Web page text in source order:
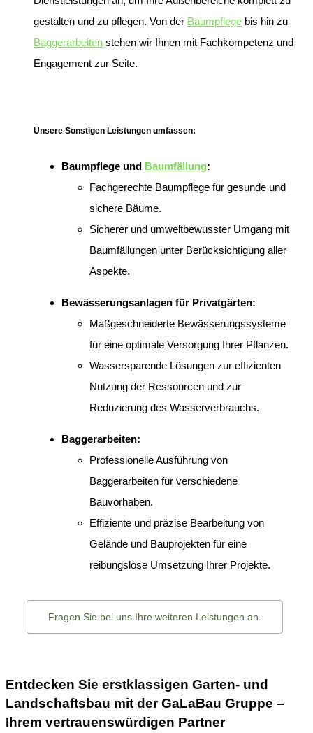
gestalten und zu pflegen. Von der Baumpflege bis hin zu
Baggerarbeiten stehen wir Ihnen mit Fachkompetenz und
Engagement zur Seite.
Unsere Sonstigen Leistungen umfassen:
Baumpflege und Baumfällung:
Fachgerechte Baumpflege für gesunde und
sichere Bäume.
Sicherer und umweltbewusster Umgang mit
Baumfällungen unter Berücksichtigung aller
Aspekte.
Bewässerungsanlagen für Privatgärten:
Maßgeschneiderte Bewässerungssysteme
für eine optimale Versorgung Ihrer Pflanzen.
Wassersparende Lösungen zur effizienten
Nutzung der Ressourcen und zur
Reduzierung des Wasserverbrauchs.
Baggerarbeiten:
Professionelle Ausführung von
Baggerarbeiten für verschiedene
Bauvorhaben.
Effiziente und präzise Bearbeitung von
Gelände und Bauprojekten für eine
reibungslose Umsetzung Ihrer Projekte.
Fragen Sie bei uns Ihre weiteren Leistungen an.
Entdecken Sie erstklassigen Garten- und
Landschaftsbau mit der GaLaBau Gruppe –
Ihrem vertrauenswürdigen Partner